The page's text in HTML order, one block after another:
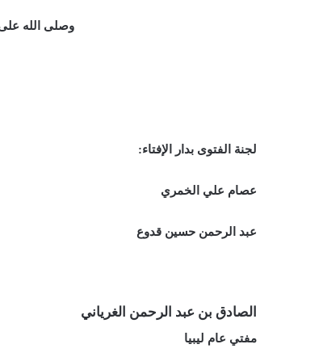
وصلى الله
لجنة الفتوى بدار الإفتاء:
عصام علي الخمري
عبد الرحمن حسين قدوع
الصادق بن عبد الرحمن الغرياني
مفتي عام ليبيا